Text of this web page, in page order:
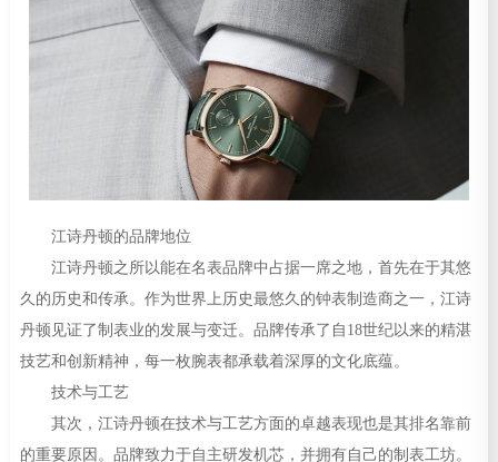
江诗丹顿的品牌地位
江诗丹顿之所以能在名表品牌中占据一席之地，首先在于其悠
久的历史和传承。作为世界上历史最悠久的钟表制造商之一，江诗
丹顿见证了制表业的发展与变迁。品牌传承了自18世纪以来的精湛
技艺和创新精神，每一枚腕表都承载着深厚的文化底蕴。
技术与工艺
其次，江诗丹顿在技术与工艺方面的卓越表现也是其排名靠前
的重要原因。品牌致力于自主研发机芯，并拥有自己的制表工坊。